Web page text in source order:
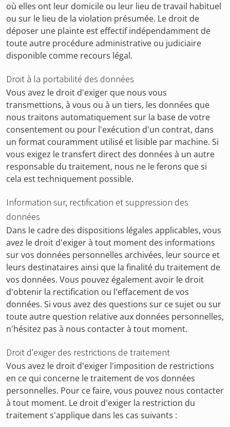
où elles ont leur domicile ou leur lieu de travail habituel
ou sur le lieu de la violation présumée. Le droit de
déposer une plainte est effectif indépendamment de
toute autre procédure administrative ou judiciaire
disponible comme recours légal.
Droit à la portabilité des données
Vous avez le droit d'exiger que nous vous
transmettions, à vous ou à un tiers, les données que
nous traitons automatiquement sur la base de votre
consentement ou pour l'exécution d'un contrat, dans
un format couramment utilisé et lisible par machine. Si
vous exigez le transfert direct des données à un autre
responsable du traitement, nous ne le ferons que si
cela est techniquement possible.
Information sur, rectification et suppression des
données
Dans le cadre des dispositions légales applicables, vous
avez le droit d'exiger à tout moment des informations
sur vos données personnelles archivées, leur source et
leurs destinataires ainsi que la finalité du traitement de
vos données. Vous pouvez également avoir le droit
d'obtenir la rectification ou l'effacement de vos
données. Si vous avez des questions sur ce sujet ou sur
toute autre question relative aux données personnelles,
n'hésitez pas à nous contacter à tout moment.
Droit d'exiger des restrictions de traitement
Vous avez le droit d'exiger l'imposition de restrictions
en ce qui concerne le traitement de vos données
personnelles. Pour ce faire, vous pouvez nous contacter
à tout moment. Le droit d'exiger la restriction du
traitement s'applique dans les cas suivants :